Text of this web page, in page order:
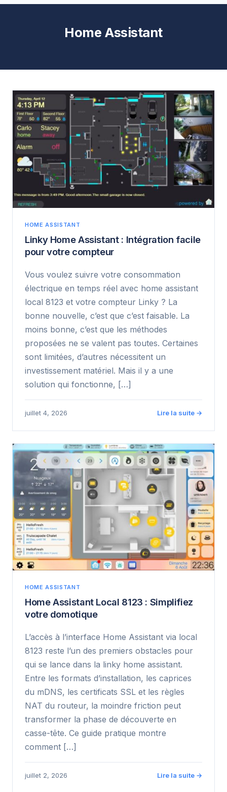
Home Assistant
HOME ASSISTANT
Linky Home Assistant : Intégration facile
pour votre compteur
Vous voulez suivre votre consommation
électrique en temps réel avec home assistant
local 8123 et votre compteur Linky ? La
bonne nouvelle, c’est que c’est faisable. La
moins bonne, c’est que les méthodes
proposées ne se valent pas toutes. Certaines
sont limitées, d’autres nécessitent un
investissement matériel. Mais il y a une
solution qui fonctionne, […]
juillet 4, 2026 Lire la suite →
HOME ASSISTANT
Home Assistant Local 8123 : Simplifiez
votre domotique
L’accès à l’interface Home Assistant via local
8123 reste l’un des premiers obstacles pour
qui se lance dans la linky home assistant.
Entre les formats d’installation, les caprices
du mDNS, les certificats SSL et les règles
NAT du routeur, la moindre friction peut
transformer la phase de découverte en
casse-tête. Ce guide pratique montre
comment […]
juillet 2, 2026 Lire la suite →